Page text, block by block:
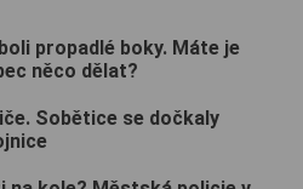
propadlé boky. Máte je
něco dělat?
Sobětice se dočkaly